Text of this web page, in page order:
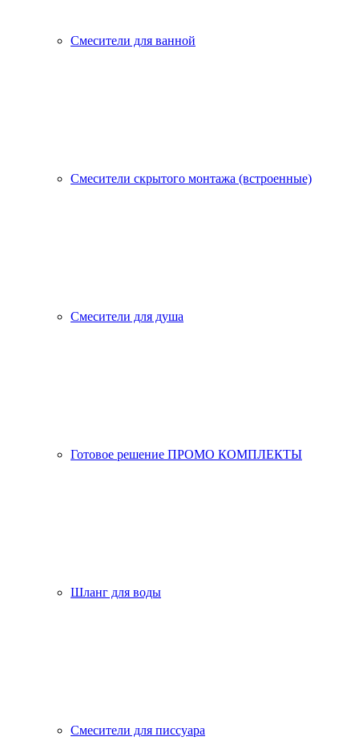
Смесители для ванной
Смесители скрытого монтажа (встроенные)
Смесители для душа
Готовое решение ПРОМО КОМПЛЕКТЫ
Шланг для воды
Смесители для писсуара